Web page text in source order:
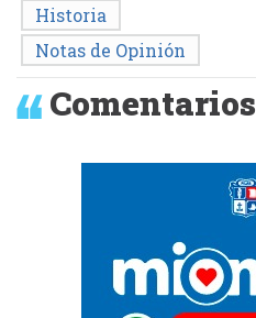
Historia
Notas de Opinión
Comentarios